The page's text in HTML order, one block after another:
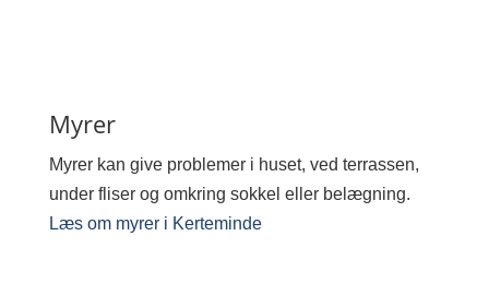
Myrer
Myrer kan give problemer i huset, ved terrassen,
under fliser og omkring sokkel eller belægning.
Læs om myrer i Kerteminde